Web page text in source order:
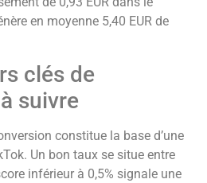
en moyenne 5,40 EUR de
clés de
suivre
constitue la base d’une
Un bon taux se situe entre
inférieur à 0,5% signale une